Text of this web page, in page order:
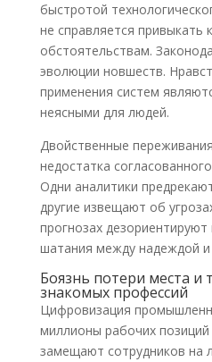
быстротой
не справляется привыкать
обстоятельствам.
эволюции новшеств.
применения систем
неясными для людей.
Двойственные
недостатка
Одни аналитики
другие извещают об
прогнозах
шатания между надеждой
Боязнь потери места и
знакомых профессий
Цифровизация
миллионы рабочих
замещают сотрудников на